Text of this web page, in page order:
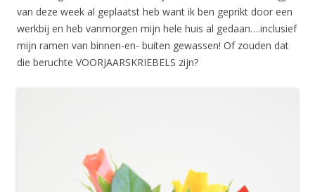
van deze week al geplaatst heb want ik ben geprikt door een
werkbij en heb vanmorgen mijn hele huis al gedaan….inclusief
mijn ramen van binnen-en- buiten gewassen! Of zouden dat
die beruchte VOORJAARSKRIEBELS zijn?